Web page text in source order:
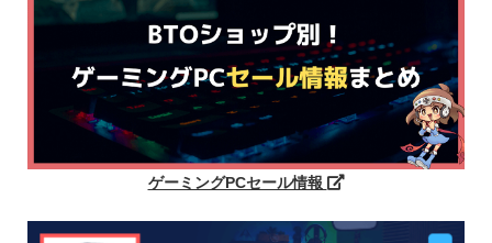
ゲーミングPCセール情報